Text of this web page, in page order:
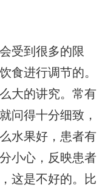
受到很多的限
食进行调节的。
大的讲究。常有
问得十分细致，
水果好，患者有
小心，反映患者
这是不好的。比